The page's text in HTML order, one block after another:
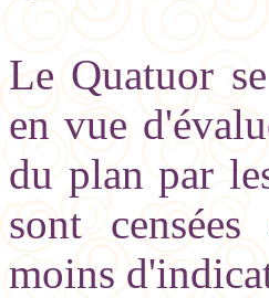
Le Quatuor
en vue
du plan par
sont
moins